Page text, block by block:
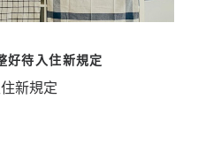
好待入住新規定
新規定